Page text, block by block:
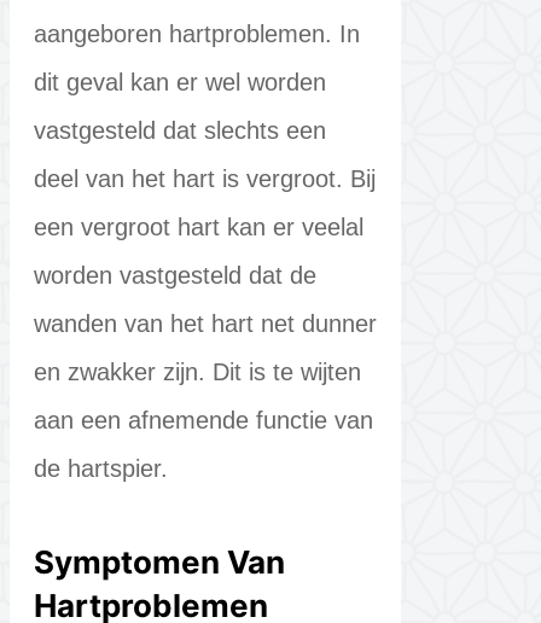
aangeboren hartproblemen. In
dit geval kan er wel worden
vastgesteld dat slechts een
deel van het hart is vergroot. Bij
een vergroot hart kan er veelal
worden vastgesteld dat de
wanden van het hart net dunner
en zwakker zijn. Dit is te wijten
aan een afnemende functie van
de hartspier.
Symptomen Van
Hartproblemen